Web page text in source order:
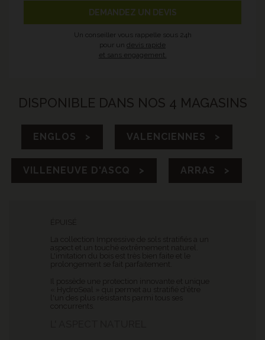
DEMANDEZ UN DEVIS
Un conseiller vous rappelle sous 24h
pour un devis rapide
et sans engagement.
DISPONIBLE DANS NOS 4 MAGASINS
ENGLOS > VALENCIENNES >
VILLENEUVE D'ASCQ > ARRAS >
La collection Impressive de sols stratifiés a un
aspect et un touché extrêmement naturel.
L'imitation du bois est très bien faite et le
prolongement se fait parfaitement.
Il possède une protection innovante et unique
« HydroSeal » qui permet au stratifié d'être
l'un des plus résistants parmi tous ses
concurrents.